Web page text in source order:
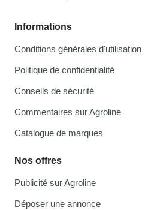
Informations
Conditions générales d'utilisation
Politique de confidentialité
Conseils de sécurité
Commentaires sur Agroline
Catalogue de marques
Nos offres
Publicité sur Agroline
Déposer une annonce